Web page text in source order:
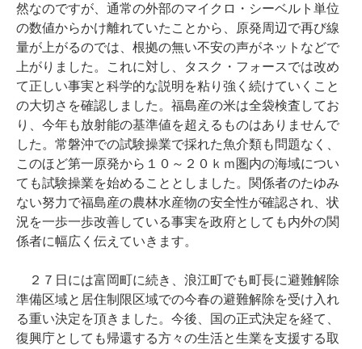
然なのですが、通常の外部のマイクロ・シーベルト単位
の数値からかけ離れていたことから、原発周辺で再び線
量が上がるのでは、根拠の無い不安の声がネットなどで
上がりました。これに対し、タスク・フォースでは改め
て正しい事実と科学的な説明を粘り強く続けていくこと
の大切さを確認しました。福島産の米は全袋検査してお
り、今年も放射能の基準値を超えるものはありませんで
した。常磐沖での試験操業で採れた魚介類も問題なく、
このほど第一原発から１０～２０ｋｍ圏内の海域につい
ても試験操業を始めることとしました。関係者のたゆみ
ない努力で福島産の農林水産物の安全性が確認され、状
況を一歩一歩改善している事実を政府としても内外の関
係者に幅広く伝えていきます。
２７日には富岡町に続き、浪江町でも町長に避難解除
準備区域と居住制限区域での今春の避難解除を受け入れ
る重い決定を頂きました。今後、国の正式決定を経て、
復興庁としても帰還する方々の生活と生業を支援する取